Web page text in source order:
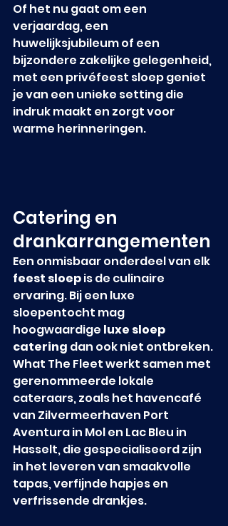
Of het nu gaat om een
verjaardag, een
huwelijksjubileum of een
bijzondere zakelijke gelegenheid,
met een privéfeest sloep geniet
je van een unieke setting die
indruk maakt en zorgt voor
warme herinneringen.
Catering en
drankarrangementen
Een onmisbaar onderdeel van elk
feest sloep is de culinaire
ervaring. Bij een luxe
sloepentocht mag
hoogwaardige luxe sloep
catering dan ook niet ontbreken.
What The Fleet werkt samen met
gerenommeerde lokale
cateraars, zoals het havencafé
van Zilvermeerhaven Port
Aventura in Mol en Lac Bleu in
Hasselt, die gespecialiseerd zijn
in het leveren van smaakvolle
tapas, verfijnde hapjes en
verfrissende drankjes.